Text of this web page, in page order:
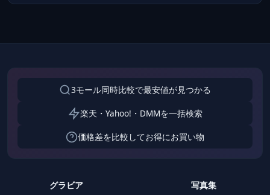
3モール同時比較で最安値が見つかる
楽天・Yahoo!・DMMを一括検索
価格差を比較してお得にお買い物
グラビア 写真集